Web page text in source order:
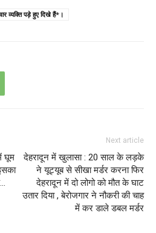
व्यक्ति पड़े हुए दिखे हैं*।
घूम
Next article
देहरादून में खुलासा : 20 साल के लड़के
ने यूट्यूब से सीखा मर्डर करना फिर
देहरादून में दो लोगो को मौत के घाट
उतार दिया , बेरोजगार ने नौकरी की चाह
में कर डाले डबल मर्डर